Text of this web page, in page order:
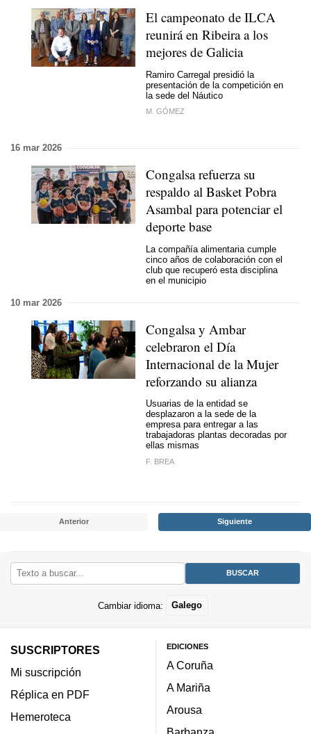
El campeonato de ILCA
reunirá en Ribeira a los
mejores de Galicia
Ramiro Carregal presidió la
presentación de la competición en
la sede del Náutico
M. GÓMEZ
16 mar 2026
Congalsa refuerza su
respaldo al Basket Pobra
Asambal para potenciar el
deporte base
La compañía alimentaria cumple
cinco años de colaboración con el
club que recuperó esta disciplina
en el municipio
10 mar 2026
Congalsa y Ambar
celebraron el Día
Internacional de la Mujer
reforzando su alianza
Usuarias de la entidad se
desplazaron a la sede de la
empresa para entregar a las
trabajadoras plantas decoradas por
ellas mismas
F. BREA
Anterior Siguiente
Cambiar idioma: Galego
SUSCRIPTORES
Mi suscripción
Réplica en PDF
Hemeroteca
EDICIONES
A Coruña
A Mariña
Arousa